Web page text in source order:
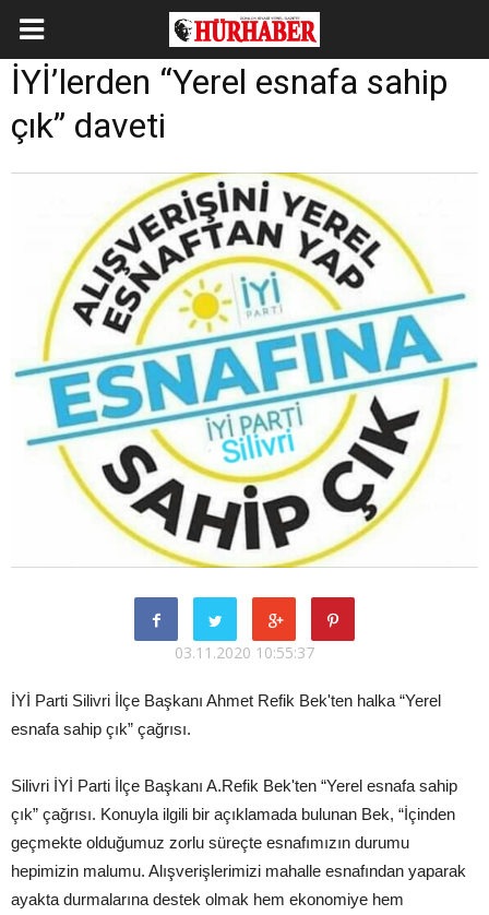
İYİ’lerden “Yerel esnafa sahip
çık” daveti
03.11.2020 10:55:37
İYİ Parti Silivri İlçe Başkanı Ahmet Refik Bek'ten halka “Yerel
esnafa sahip çık” çağrısı.
Silivri İYİ Parti İlçe Başkanı A.Refik Bek'ten “Yerel esnafa sahip
çık” çağrısı. Konuyla ilgili bir açıklamada bulunan Bek, “İçinden
geçmekte olduğumuz zorlu süreçte esnafımızın durumu
hepimizin malumu. Alışverişlerimizi mahalle esnafından yaparak
ayakta durmalarına destek olmak hem ekonomiye hem